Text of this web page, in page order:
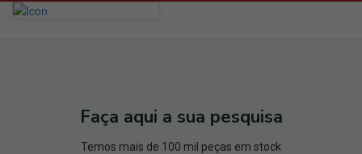
Faça aqui a sua pesquisa
Temos mais de 100 mil peças em stock